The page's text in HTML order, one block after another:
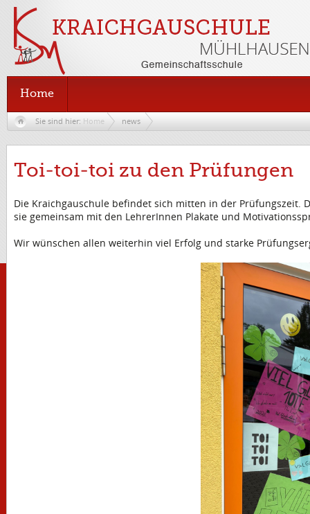
Home
Sie sind hier: Home news
Toi-toi-toi zu den Prüfungen
Die Kraichgauschule befindet sich mitten in der Prüfungszeit.
sie gemeinsam mit den LehrerInnen Plakate und
Wir wünschen allen weiterhin viel Erfolg und starke